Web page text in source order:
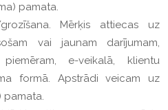
pamata.
Mērķis attiecas uz
vai jaunam darījumam,
e-veikalā, klientu
formā. Apstrādi veicam uz
pamata.